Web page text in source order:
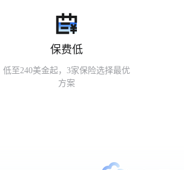
保费低
低至240美金起，3家保险选择最优
方案